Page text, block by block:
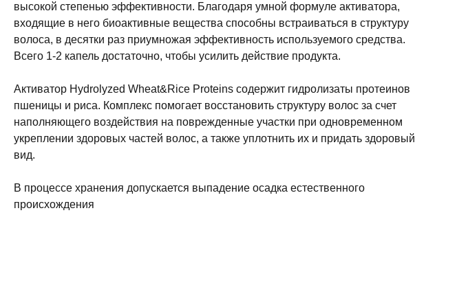
высокой степенью эффективности. Благодаря умной формуле активатора,
входящие в него биоактивные вещества способны встраиваться в структуру
волоса, в десятки раз приумножая эффективность используемого средства.
Всего 1-2 капель достаточно, чтобы усилить действие продукта.
Активатор Hydrolyzed Wheat&Rice Proteins содержит гидролизаты протеинов
пшеницы и риса. Комплекс помогает восстановить структуру волос за счет
наполняющего воздействия на поврежденные участки при одновременном
укреплении здоровых частей волос, а также уплотнить их и придать здоровый
вид.
В процессе хранения допускается выпадение осадка естественного
происхождения